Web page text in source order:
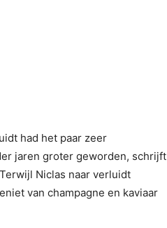
had het paar zeer
jaren groter geworden, schrijft
Niclas naar verluidt
van champagne en kaviaar